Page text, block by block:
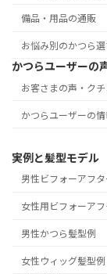
備品・用品の通販
お悩み別のかつら
かつらユーザーの
お客さまの声・クチ
かつらユーザーの
実例と髪型モデル
男性ビフォーアフ
女性用ビフォーア
男性かつら髪型例
女性ウィッグ髪型例